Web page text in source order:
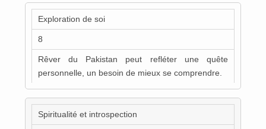
Exploration de soi
8
Rêver du Pakistan peut refléter une quête
personnelle, un besoin de mieux se comprendre.
Spiritualité et introspection